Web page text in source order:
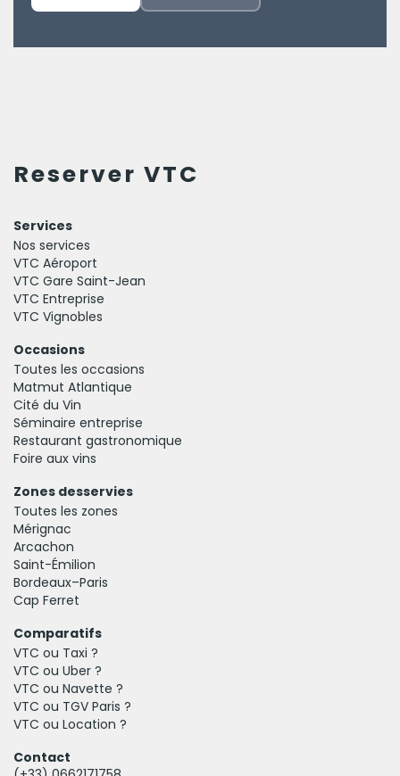
Reserver VTC
Services
Nos services
VTC Aéroport
VTC Gare Saint-Jean
VTC Entreprise
VTC Vignobles
Occasions
Toutes les occasions
Matmut Atlantique
Cité du Vin
Séminaire entreprise
Restaurant gastronomique
Foire aux vins
Zones desservies
Toutes les zones
Mérignac
Arcachon
Saint-Émilion
Bordeaux–Paris
Cap Ferret
Comparatifs
VTC ou Taxi ?
VTC ou Uber ?
VTC ou Navette ?
VTC ou TGV Paris ?
VTC ou Location ?
Contact